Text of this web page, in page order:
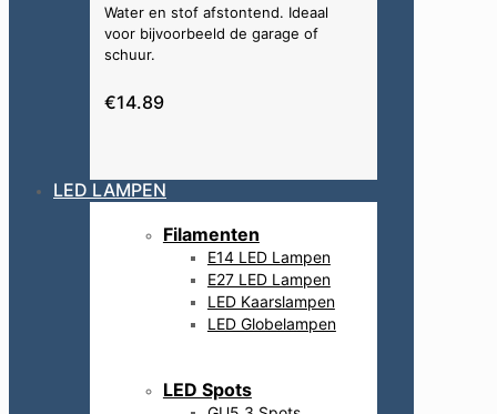
Water en stof afstontend. Ideaal
voor bijvoorbeeld de garage of
schuur.
€14.89
LED LAMPEN
Filamenten
E14 LED Lampen
E27 LED Lampen
LED Kaarslampen
LED Globelampen
LED Spots